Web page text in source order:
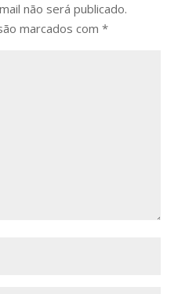
não será publicado.
marcados com *